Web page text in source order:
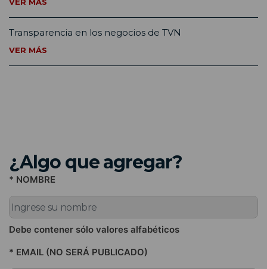
VER MÁS
Transparencia en los negocios de TVN
VER MÁS
¿Algo que agregar?
* NOMBRE
Debe contener sólo valores alfabéticos
* EMAIL (NO SERÁ PUBLICADO)